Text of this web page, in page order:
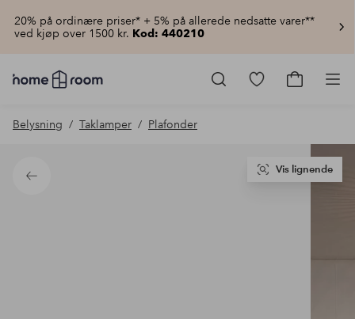
20% på ordinære priser* + 5% på allerede nedsatte varer**
ved kjøp over 1500 kr. Kod: 440210
Homeroom
–
hjemmet
pris
Gå
Gå
Belysning Taklamper Plafonder
Tilbake
Vis lignende